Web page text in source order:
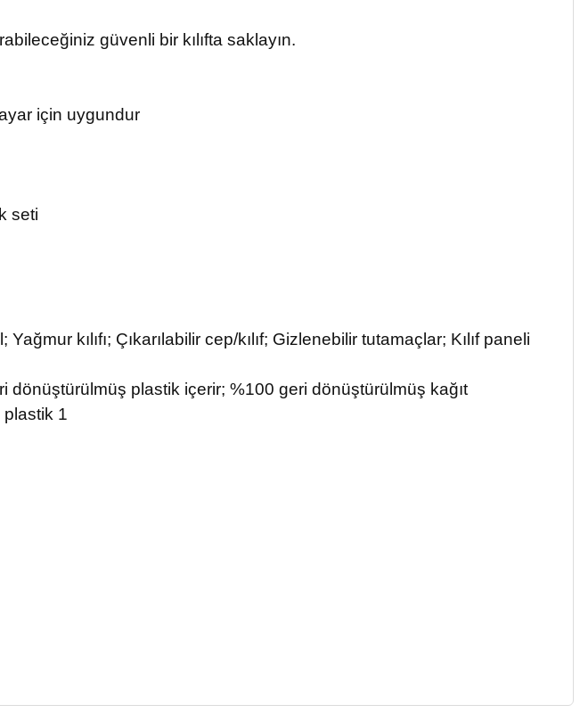
güvenli bir kılıfta saklayın.
için uygundur
seti
kılıfı; Çıkarılabilir cep/kılıf; Gizlenebilir tutamaçlar; Kılıf paneli
dönüştürülmüş plastik içerir; %100 geri dönüştürülmüş kağıt
plastik 1